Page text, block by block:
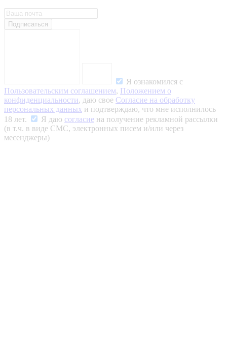
Подписаться
Я ознакомился с
Пользовательским соглашением, Положением о
конфиденциальности, даю свое Согласие на обработку
персональных данных и подтверждаю, что мне исполнилось
18 лет.
Я даю согласие на получение рекламной рассылки
(в т.ч. в виде СМС, электронных писем и/или через
месенджеры)